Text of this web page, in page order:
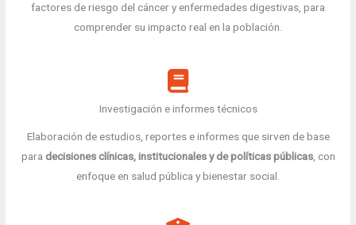
factores de riesgo del cáncer y enfermedades digestivas, para
comprender su impacto real en la población.
Investigación e informes técnicos
Elaboración de estudios, reportes e informes que sirven de base
para decisiones clínicas, institucionales y de políticas públicas, con
enfoque en salud pública y bienestar social.